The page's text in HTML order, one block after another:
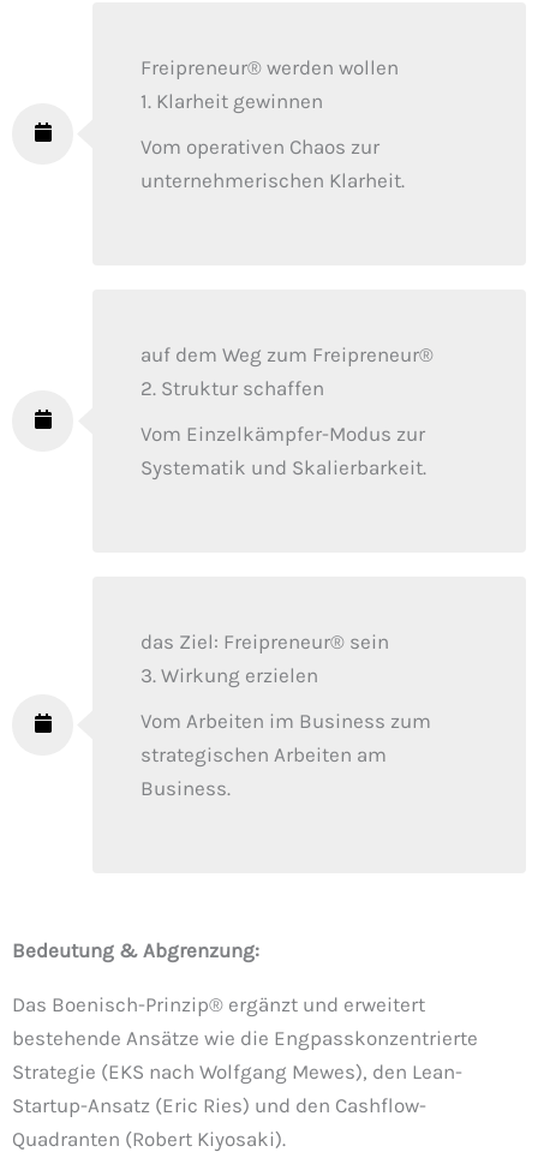
Freipreneur® werden wollen
1. Klarheit gewinnen
Vom operativen Chaos zur
unternehmerischen Klarheit.
auf dem Weg zum Freipreneur®
2. Struktur schaffen
Vom Einzelkämpfer-Modus zur
Systematik und Skalierbarkeit.
das Ziel: Freipreneur® sein
3. Wirkung erzielen
Vom Arbeiten im Business zum
strategischen Arbeiten am
Business.
Bedeutung & Abgrenzung:
Das Boenisch-Prinzip® ergänzt und erweitert
bestehende Ansätze wie die Engpasskonzentrierte
Strategie (EKS nach Wolfgang Mewes), den Lean-
Startup-Ansatz (Eric Ries) und den Cashflow-
Quadranten (Robert Kiyosaki).